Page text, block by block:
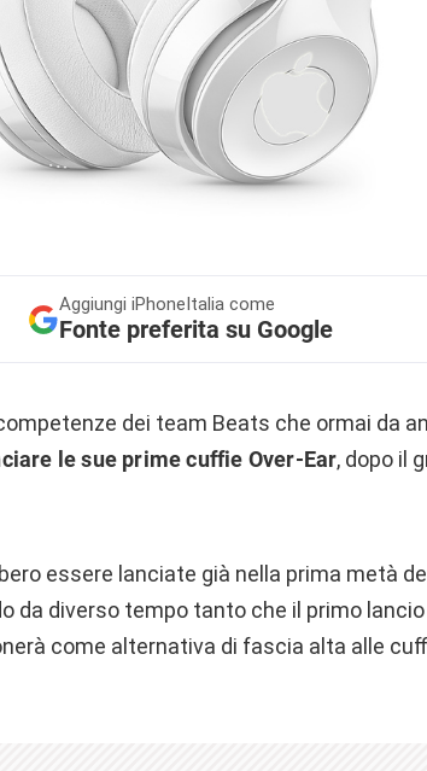
Aggiungi iPhoneItalia come
Fonte preferita su Google
dei team Beats che ormai da
le sue prime cuffie Over-Ear, dopo il
essere lanciate già nella prima metà
da diverso tempo tanto che il primo
come alternativa di fascia alta alle